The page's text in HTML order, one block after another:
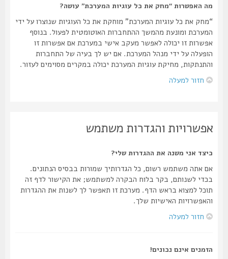
מה האפשרות “מחק את כל עוגיות המערכת” עושה?
“מחק את כל עוגיות המערכת” מוחקת את כל העוגיות שנוצרו על ידי
המערכת ומונעת מהמשך ההתחברות האוטומטית לפעול. בנוסף
אפשרות זו יכולה לאפשר מעקב אישי במערכת אם אפשרות זו
הופעלה על ידי מנהל המערכת. אם יש לך בעיה של התחברות
והתנתקות, מחיקת עוגיות המערכת יכולה במקרים מסוימים לעזור.
חזור למעלה
אפשרויות והגדרות משתמש
כיצד אני משנה את ההגדרות שלי?
אם אתה משתמש רשום, כל הגדרותיך שמורות בבסיס הנתונים.
בכדי לשנותם, בקר בלוח הבקרה למשתמש; את הקישור לדף זה
תוכל למצוא בראש הדף. מערכת זו תאפשר לך לשנות את ההגדרות
והאפשרויות האישיות שלך.
חזור למעלה
הזמנים אינם נכונים!